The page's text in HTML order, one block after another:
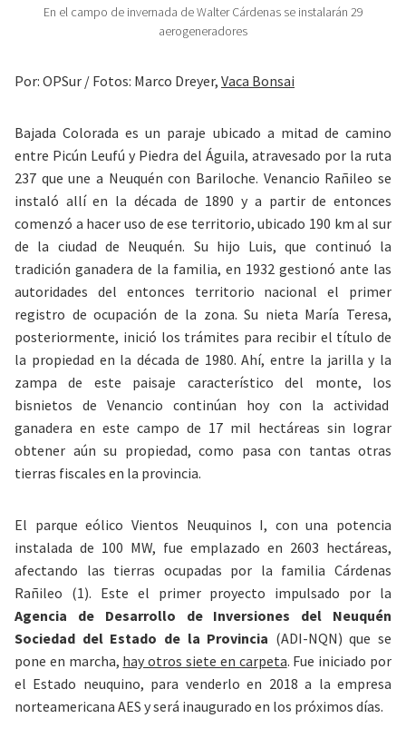
En el campo de invernada de Walter Cárdenas se instalarán 29
aerogeneradores
Por: OPSur / Fotos: Marco Dreyer, Vaca Bonsai
Bajada Colorada es un paraje ubicado a mitad de camino
entre Picún Leufú y Piedra del Águila, atravesado por la ruta
237 que une a Neuquén con Bariloche. Venancio Rañileo se
instaló allí en la década de 1890 y a partir de entonces
comenzó a hacer uso de ese territorio, ubicado 190 km al sur
de la ciudad de Neuquén. Su hijo Luis, que continuó la
tradición ganadera de la familia, en 1932 gestionó ante las
autoridades del entonces territorio nacional el primer
registro de ocupación de la zona. Su nieta María Teresa,
posteriormente, inició los trámites para recibir el título de
la propiedad en la década de 1980. Ahí, entre la jarilla y la
zampa de este paisaje característico del monte, los
bisnietos de Venancio continúan hoy con la actividad
ganadera en este campo de 17 mil hectáreas sin lograr
obtener aún su propiedad, como pasa con tantas otras
tierras fiscales en la provincia.
El parque eólico Vientos Neuquinos I, con una potencia
instalada de 100 MW, fue emplazado en 2603 hectáreas,
afectando las tierras ocupadas por la familia Cárdenas
Rañileo (1). Este el primer proyecto impulsado por la
Agencia de Desarrollo de Inversiones del Neuquén
Sociedad del Estado de la Provincia (ADI-NQN) que se
pone en marcha, hay otros siete en carpeta. Fue iniciado por
el Estado neuquino, para venderlo en 2018 a la empresa
norteamericana AES y será inaugurado en los próximos días.